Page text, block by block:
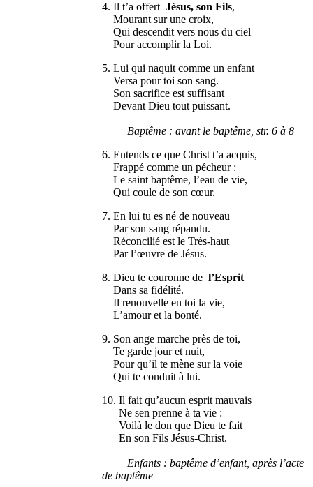
4. Il t’a offertJésus, son Fils,
Mourant sur une croix,
Qui descendit vers nous du ciel
Pour accomplir la Loi.
5. Lui qui naquit comme un enfant
Versa pour toi son sang.
Son sacrifice est suffisant
Devant Dieu tout puissant.
Baptême : avant le baptême, str. 6 à 8
6. Entends ce que Christ t’a acquis,
Frappé comme un pécheur :
Le saint baptême, l’eau de vie,
Qui coule de son cœur.
7. En lui tu es né de nouveau
Par son sang répandu.
Réconcilié est le Très-haut
Par l’œuvre de Jésus.
8. Dieu te couronne de l’Esprit
Dans sa fidélité.
Il renouvelle en toi la vie,
L’amour et la bonté.
9. Son ange marche près de toi,
Te garde jour et nuit,
Pour qu’il te mène sur la voie
Qui te conduit à lui.
10. Il fait qu’aucun esprit mauvais
Ne sen prenne à ta vie :
Voilà le don que Dieu te fait
En son Fils Jésus-Christ.
Enfants : baptême d’enfant, après l’acte
de baptême